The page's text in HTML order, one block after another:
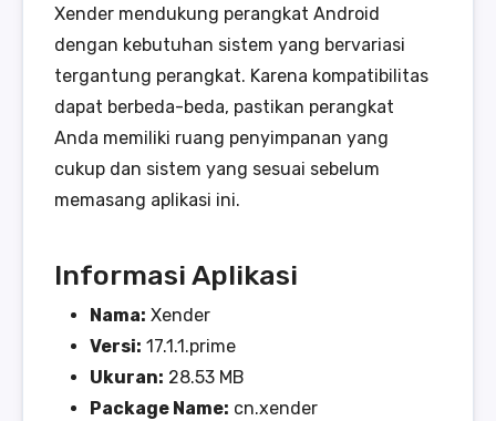
Xender mendukung perangkat Android
dengan kebutuhan sistem yang bervariasi
tergantung perangkat. Karena kompatibilitas
dapat berbeda-beda, pastikan perangkat
Anda memiliki ruang penyimpanan yang
cukup dan sistem yang sesuai sebelum
memasang aplikasi ini.
Informasi Aplikasi
Nama: Xender
Versi: 17.1.1.prime
Ukuran: 28.53 MB
Package Name: cn.xender